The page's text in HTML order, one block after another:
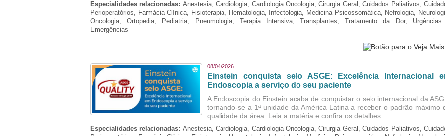
Especialidades relacionadas: Anestesia, Cardiologia, Cardiologia Oncologia, Cirurgia Geral, Cuidados Paliativos,
Perioperatórios, Farmácia Clínica, Fisioterapia, Hematologia, Infectologia, Medicina Psicossomática, Nefrologia,
Oncologia, Ortopedia, Pediatria, Pneumologia, Terapia Intensiva, Transplantes, Tratamento da Dor,
Emergências
08/04/2026
Einstein conquista selo ASGE: Excelência Internacional
Endoscopia a serviço do seu paciente
A Endoscopia do Einstein acaba de conquistar o selo internacional da
tornando-se a 1ª unidade da América Latina a receber o padrão máximo
qualidade da área. Leia a matéria e confira os detalhes
Especialidades relacionadas: Anestesia, Cardiologia, Cardiologia Oncologia, Cirurgia Geral, Cuidados Paliativos,